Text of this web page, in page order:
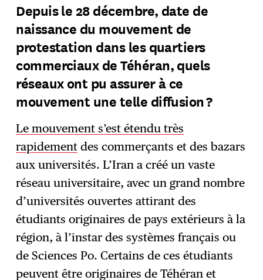
Depuis le 28 décembre, date de
naissance du mouvement de
protestation dans les quartiers
commerciaux de Téhéran, quels
réseaux ont pu assurer à ce
mouvement une telle diffusion ?
Le mouvement s’est étendu très
rapidement des commerçants et des bazars
aux universités. L’Iran a créé un vaste
réseau universitaire, avec un grand nombre
d’universités ouvertes attirant des
étudiants originaires de pays extérieurs à la
région, à l’instar des systèmes français ou
de Sciences Po. Certains de ces étudiants
peuvent être originaires de Téhéran et